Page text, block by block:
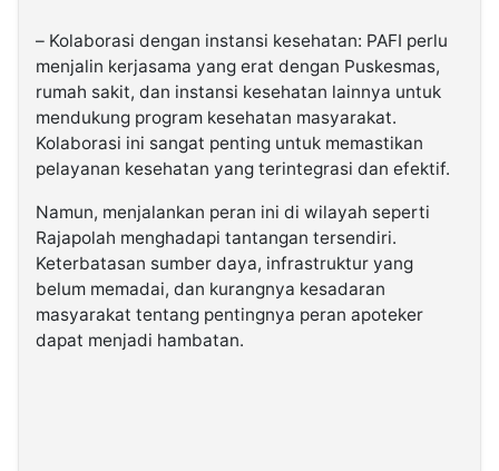
– Kolaborasi dengan instansi kesehatan: PAFI perlu
menjalin kerjasama yang erat dengan Puskesmas,
rumah sakit, dan instansi kesehatan lainnya untuk
mendukung program kesehatan masyarakat.
Kolaborasi ini sangat penting untuk memastikan
pelayanan kesehatan yang terintegrasi dan efektif.
Namun, menjalankan peran ini di wilayah seperti
Rajapolah menghadapi tantangan tersendiri.
Keterbatasan sumber daya, infrastruktur yang
belum memadai, dan kurangnya kesadaran
masyarakat tentang pentingnya peran apoteker
dapat menjadi hambatan.